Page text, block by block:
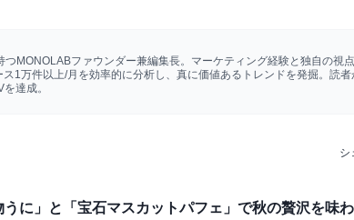
MONOLABファウンダー兼編集長。マーケティング経験と独自の視
1万件以上/月を効率的に分析し、真に価値あるトレンドを発掘。読
達成。
シ
に」と「宝石マスカットパフェ」で秋の贅沢を味わ